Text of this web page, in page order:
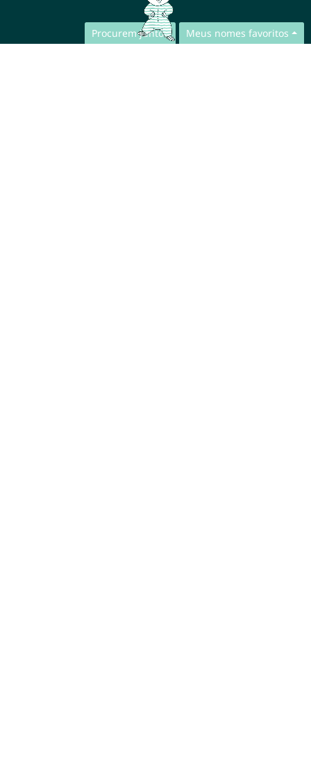
Procurem juntos Meus nomes favoritos